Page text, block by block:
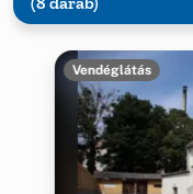
Vendéglátás